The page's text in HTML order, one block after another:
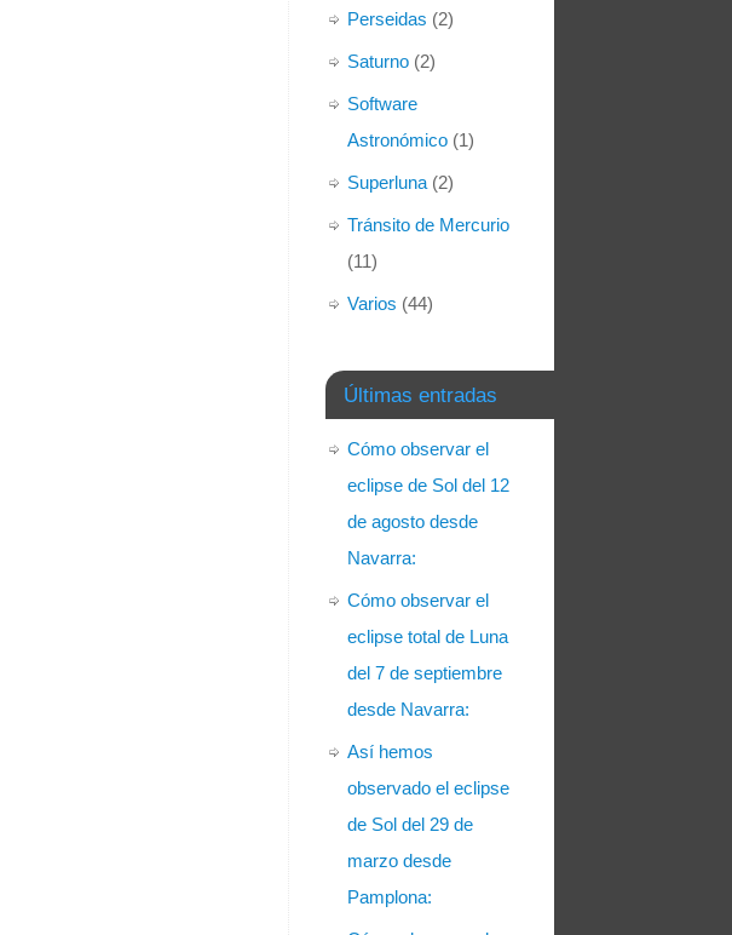
Perseidas (2)
Saturno (2)
Software
Astronómico (1)
Superluna (2)
Tránsito de Mercurio
(11)
Varios (44)
Últimas entradas
Cómo observar el
eclipse de Sol del 12
de agosto desde
Navarra:
Cómo observar el
eclipse total de Luna
del 7 de septiembre
desde Navarra:
Así hemos
observado el eclipse
de Sol del 29 de
marzo desde
Pamplona: